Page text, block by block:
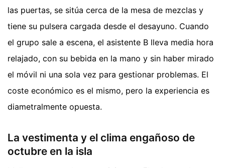
las puertas, se sitúa cerca de la mesa de mezclas y
tiene su pulsera cargada desde el desayuno. Cuando
el grupo sale a escena, el asistente B lleva media hora
relajado, con su bebida en la mano y sin haber mirado
el móvil ni una sola vez para gestionar problemas. El
coste económico es el mismo, pero la experiencia es
diametralmente opuesta.
La vestimenta y el clima engañoso de
octubre en la isla